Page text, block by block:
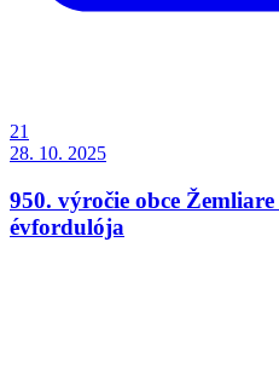
21
28. 10. 2025
950. výročie obce
évfordulója